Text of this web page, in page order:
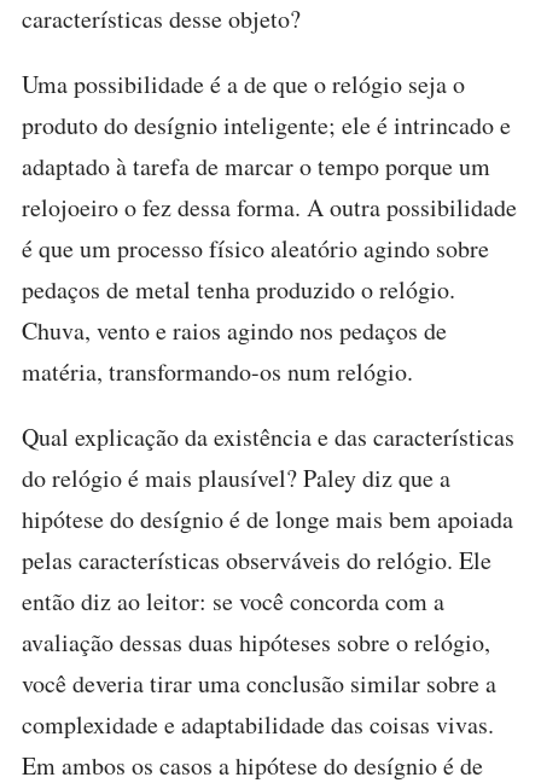
características desse objeto?
Uma possibilidade é a de que o relógio seja o
produto do desígnio inteligente; ele é intrincado e
adaptado à tarefa de marcar o tempo porque um
relojoeiro o fez dessa forma. A outra possibilidade
é que um processo físico aleatório agindo sobre
pedaços de metal tenha produzido o relógio.
Chuva, vento e raios agindo nos pedaços de
matéria, transformando-os num relógio.
Qual explicação da existência e das características
do relógio é mais plausível? Paley diz que a
hipótese do desígnio é de longe mais bem apoiada
pelas características observáveis do relógio. Ele
então diz ao leitor: se você concorda com a
avaliação dessas duas hipóteses sobre o relógio,
você deveria tirar uma conclusão similar sobre a
complexidade e adaptabilidade das coisas vivas.
Em ambos os casos a hipótese do desígnio é de